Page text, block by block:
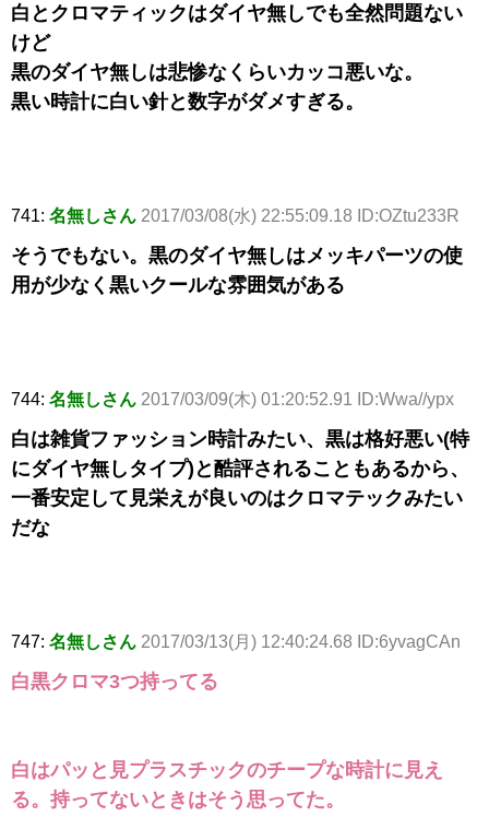
白とクロマティックはダイヤ無しでも全然問題ない
けど
黒のダイヤ無しは悲惨なくらいカッコ悪いな。
黒い時計に白い針と数字がダメすぎる。
741: 名無しさん 2017/03/08(水) 22:55:09.18 ID:OZtu233R
そうでもない。黒のダイヤ無しはメッキパーツの使
用が少なく黒いクールな雰囲気がある
744: 名無しさん 2017/03/09(木) 01:20:52.91 ID:Wwa//ypx
白は雑貨ファッション時計みたい、黒は格好悪い(特
にダイヤ無しタイプ)と酷評されることもあるから、
一番安定して見栄えが良いのはクロマテックみたい
だな
747: 名無しさん 2017/03/13(月) 12:40:24.68 ID:6yvagCAn
白黒クロマ3つ持ってる
白はパッと見プラスチックのチープな時計に見え
る。持ってないときはそう思ってた。